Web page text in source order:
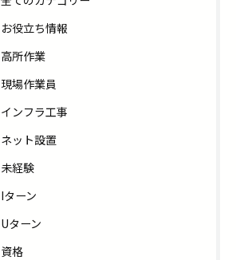
お役立ち情報
高所作業
現場作業員
インフラ工事
ネット設置
未経験
Iターン
Uターン
資格